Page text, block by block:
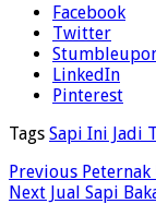
Facebook
Twitter
LinkedIn
Pinterest
Tags Sapi Ini Jadi
Previous
Next Jual Sapi